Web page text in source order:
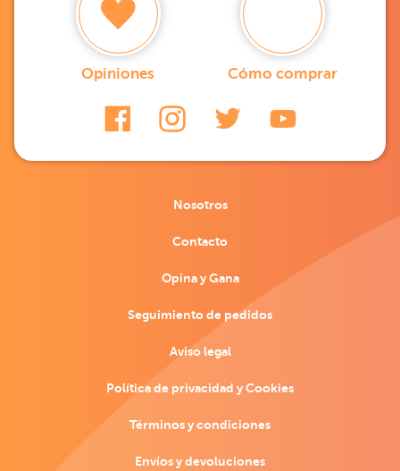
Opiniones Cómo comprar
Nosotros
Contacto
Opina y Gana
Seguimiento de pedidos
Aviso legal
Política de privacidad y Cookies
Términos y condiciones
Envíos y devoluciones